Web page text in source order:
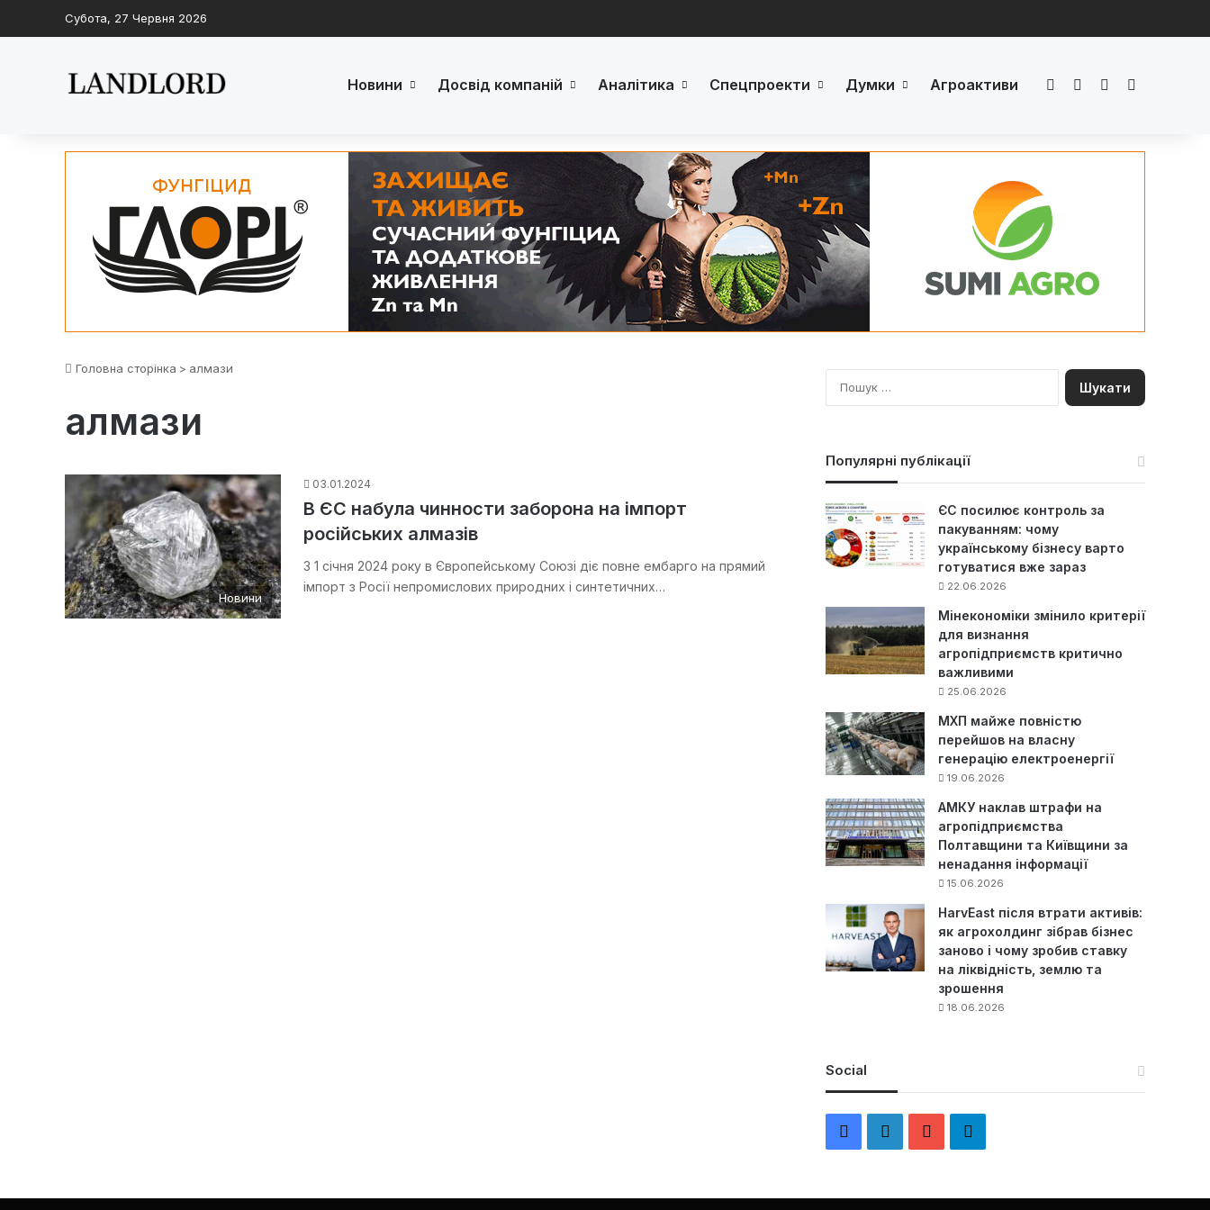
Субота, 27 Червня 2026
Новини Досвід компаній Аналітика Спецпроекти Думки Агроактиви FacebookLinkedInYouTube
Головна сторінка > алмази
алмази
Новини
03.01.2024
В ЄС набула чинности заборона на імпорт
російських алмазів
З 1 січня 2024 року в Європейському Союзі діє повне ембарго на прямий
імпорт з Росії непромислових природних і синтетичних…
П
о
Популярні публікації
ЄС посилює контроль за
пакуванням: чому
українському бізнесу варто
готуватися вже зараз
22.06.2026
Мінекономіки змінило критерії
для визнання
агропідприємств критично
важливими
25.06.2026
МХП майже повністю
перейшов на власну
генерацію електроенергії
19.06.2026
АМКУ наклав штрафи на
агропідприємства
Полтавщини та Київщини за
ненадання інформації
15.06.2026
HarvEast після втрати активів:
як агрохолдинг зібрав бізнес
заново і чому зробив ставку
на ліквідність, землю та
зрошення
18.06.2026
Social
c
n
u
л